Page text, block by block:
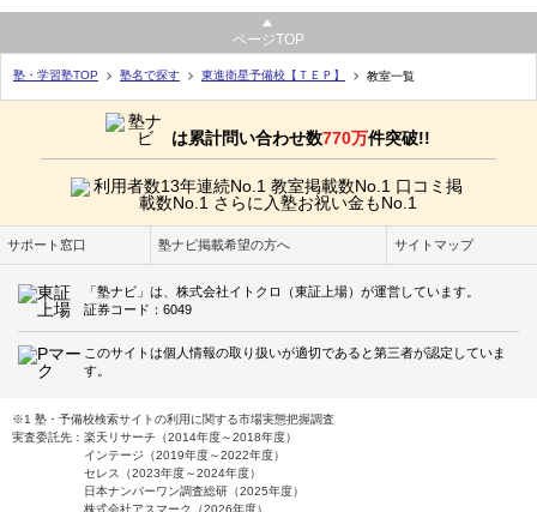
ページTOP
塾・学習塾TOP 塾名で探す 東進衛星予備校【ＴＥＰ】 教室一覧
は累計問い合わせ数770万件突破!!
サポート窓口 塾ナビ掲載希望の方へ サイトマップ
「塾ナビ」は、株式会社イトクロ（東証上場）が運営しています。
証券コード：6049
このサイトは個人情報の取り扱いが適切であると第三者が認定していま
す。
※1 塾・予備校検索サイトの利用に関する市場実態把握調査
実査委託先：楽天リサーチ（2014年度～2018年度）
インテージ（2019年度～2022年度）
セレス（2023年度～2024年度）
日本ナンバーワン調査総研（2025年度）
株式会社アスマーク（2026年度）